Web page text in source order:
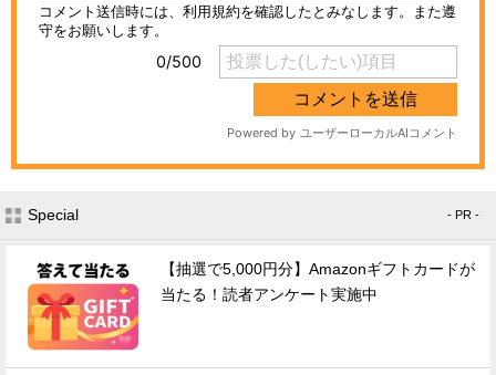
Special - PR -
【抽選で5,000円分】Amazonギフトカードが
当たる！読者アンケート実施中